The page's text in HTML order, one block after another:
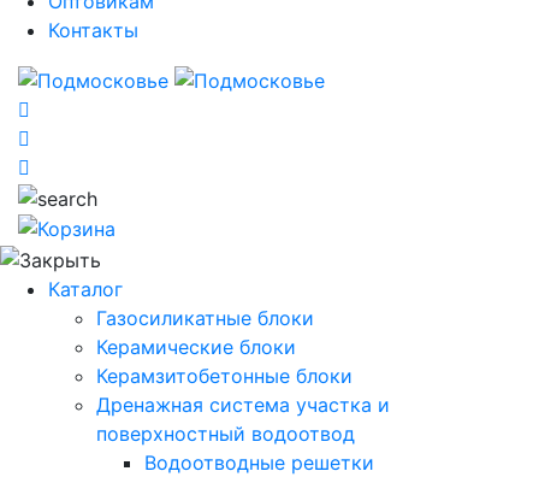
Контакты
Каталог
Газосиликатные блоки
Керамические блоки
Керамзитобетонные блоки
Дренажная система участка и
поверхностный водоотвод
Водоотводные решетки